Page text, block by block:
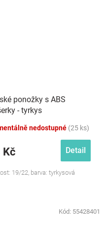
ponožky s ABS
- tyrkys
nedostupné (25 ks)
Kč Detail
19/22, barva: tyrkysová
Kód: 55428401